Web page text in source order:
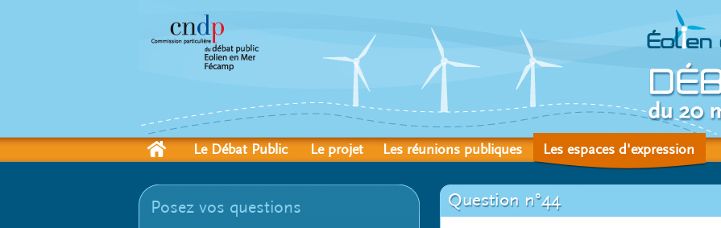
Le Débat Public Le projet Les réunions publiques Les espaces d'expression
Posez vos questions Question n°44